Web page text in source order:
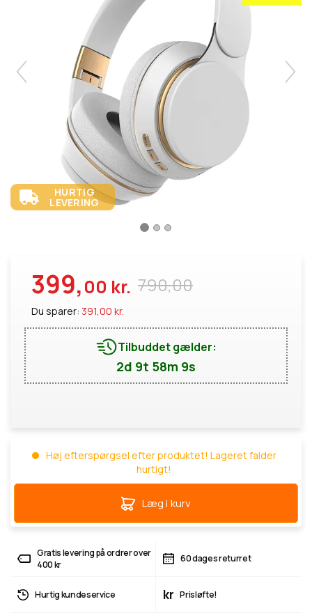
HURTIG
LEVERING
790,00
399,00 kr.
Du sparer: 391,00 kr.
Tilbuddet gælder:
2d 9t 58m 9s
Høj efterspørgsel efter produktet! Lageret falder
hurtigt!
Læg i kurv
Gratis levering på ordrer over
400 kr
60 dages returret
Hurtig kundeservice kr Prisløfte!